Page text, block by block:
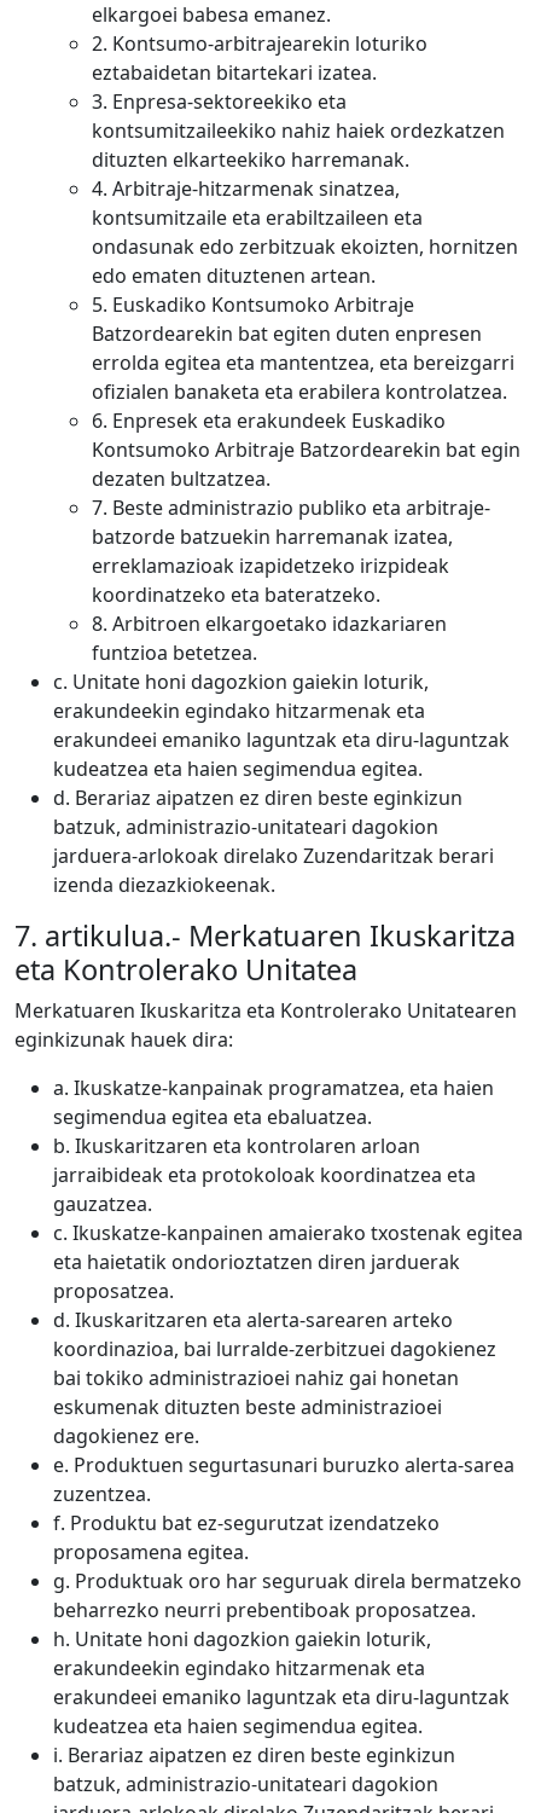
elkargoei babesa emanez.
2. Kontsumo-arbitrajearekin loturiko
eztabaidetan bitartekari izatea.
3. Enpresa-sektoreekiko eta
kontsumitzaileekiko nahiz haiek ordezkatzen
dituzten elkarteekiko harremanak.
4. Arbitraje-hitzarmenak sinatzea,
kontsumitzaile eta erabiltzaileen eta
ondasunak edo zerbitzuak ekoizten, hornitzen
edo ematen dituztenen artean.
5. Euskadiko Kontsumoko Arbitraje
Batzordearekin bat egiten duten enpresen
errolda egitea eta mantentzea, eta bereizgarri
ofizialen banaketa eta erabilera kontrolatzea.
6. Enpresek eta erakundeek Euskadiko
Kontsumoko Arbitraje Batzordearekin bat egin
dezaten bultzatzea.
7. Beste administrazio publiko eta arbitraje-
batzorde batzuekin harremanak izatea,
erreklamazioak izapidetzeko irizpideak
koordinatzeko eta bateratzeko.
8. Arbitroen elkargoetako idazkariaren
funtzioa betetzea.
c. Unitate honi dagozkion gaiekin loturik,
erakundeekin egindako hitzarmenak eta
erakundeei emaniko laguntzak eta diru-laguntzak
kudeatzea eta haien segimendua egitea.
d. Berariaz aipatzen ez diren beste eginkizun
batzuk, administrazio-unitateari dagokion
jarduera-arlokoak direlako Zuzendaritzak berari
izenda diezazkiokeenak.
7. artikulua.- Merkatuaren Ikuskaritza
eta Kontrolerako Unitatea
Merkatuaren Ikuskaritza eta Kontrolerako Unitatearen
eginkizunak hauek dira:
a. Ikuskatze-kanpainak programatzea, eta haien
segimendua egitea eta ebaluatzea.
b. Ikuskaritzaren eta kontrolaren arloan
jarraibideak eta protokoloak koordinatzea eta
gauzatzea.
c. Ikuskatze-kanpainen amaierako txostenak egitea
eta haietatik ondorioztatzen diren jarduerak
proposatzea.
d. Ikuskaritzaren eta alerta-sarearen arteko
koordinazioa, bai lurralde-zerbitzuei dagokienez
bai tokiko administrazioei nahiz gai honetan
eskumenak dituzten beste administrazioei
dagokienez ere.
e. Produktuen segurtasunari buruzko alerta-sarea
zuzentzea.
f. Produktu bat ez-segurutzat izendatzeko
proposamena egitea.
g. Produktuak oro har seguruak direla bermatzeko
beharrezko neurri prebentiboak proposatzea.
h. Unitate honi dagozkion gaiekin loturik,
erakundeekin egindako hitzarmenak eta
erakundeei emaniko laguntzak eta diru-laguntzak
kudeatzea eta haien segimendua egitea.
i. Berariaz aipatzen ez diren beste eginkizun
batzuk, administrazio-unitateari dagokion